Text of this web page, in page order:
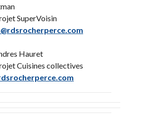
SuperVoisin
Hauret
Cuisines collectives